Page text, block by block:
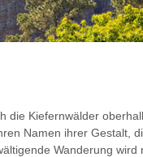
die Kiefernwälder
Namen ihrer Gestalt,
Wanderung wird